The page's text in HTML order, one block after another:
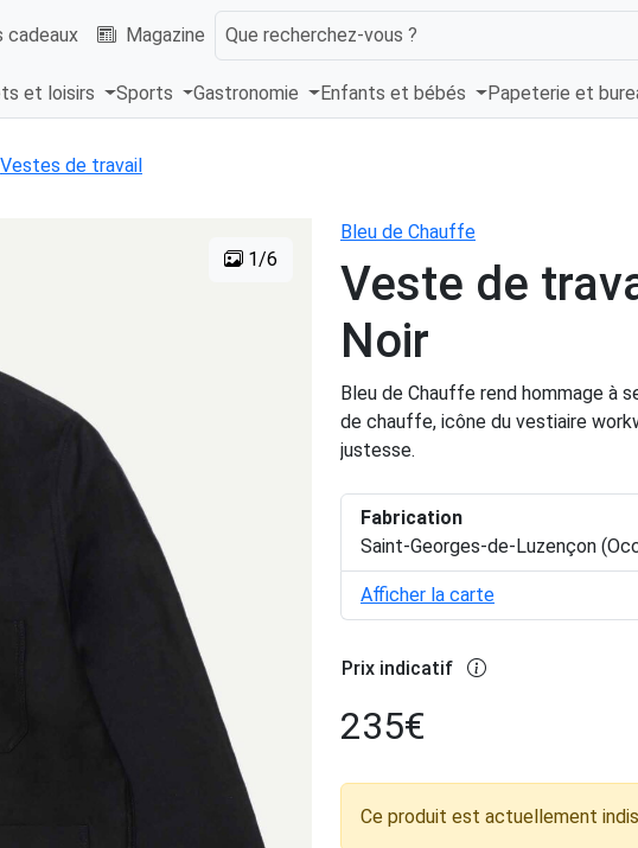
cadeaux Magazine Que recherchez-vous ?
et loisirs Sports Gastronomie Enfants et bébés Papeterie et
Vestes de travail
1/6
Bleu de Chauffe
Veste de
Noir
Bleu de Chauffe rend hommage à
de chauffe, icône du vestiaire
justesse.
Fabrication
Saint-Georges-de-Luzençon
Afficher la carte
Prix indicatif
235€
Ce produit est actuellement